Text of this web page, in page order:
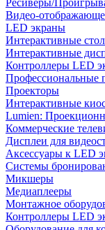
Ресиверы/
Видео-
LED экраны
Интерактивные
Интерактивные
Контроллеры LED
Профессиональные
Проекторы
Интерактивные
Lumien:
Коммерческие
Дисплеи для
Аксессуары к LED
Системы
Микшеры
Медиаплееры
Монтажное
Контроллеры LED